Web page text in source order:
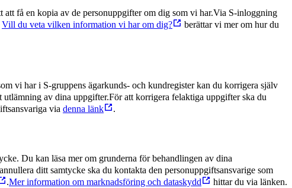
få en kopia av de personuppgifter om dig som vi har.Via S‑inloggning
Vill du veta vilken information vi har om dig?
berättar vi mer om hur du
vi har i S-gruppens ägarkunds- och kundregister kan du korrigera själv
utlämning av dina uppgifter.För att korrigera felaktiga uppgifter ska du
via denna länk .
Du kan läsa mer om grunderna för behandlingen av dina
ditt samtycke ska du kontakta den personuppgiftsansvarige som
.Mer information om marknadsföring och dataskydd hittar du via länken.